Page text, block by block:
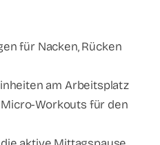
für Nacken, Rücken
am Arbeitsplatz
Workouts für den